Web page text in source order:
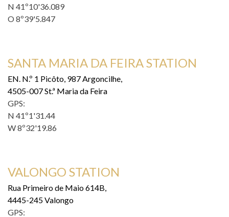
N 41º10'36.089
O 8º39'5.847
SANTA MARIA DA FEIRA STATION
EN. N.º 1 Picôto, 987 Argoncilhe,
4505-007 St.ª Maria da Feira
GPS:
N 41º1'31.44
W 8º32'19.86
VALONGO STATION
Rua Primeiro de Maio 614B,
4445-245 Valongo
GPS: